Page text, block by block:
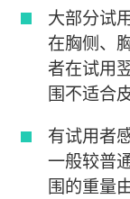
大部分试
在胸侧、
者在试用
围不适合
有试用者
一般较普
围的重量